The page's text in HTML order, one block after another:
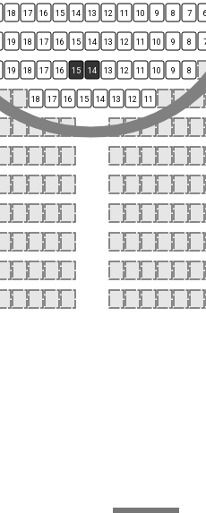
18 17 16 15 14 13 12 11 10 9 8 7
19 18 17 16 15 14 13 12 11 10 9 8
19 18 17 16 15 14 13 12 11 10 9 8
18 17 16 15 14 13 12 11